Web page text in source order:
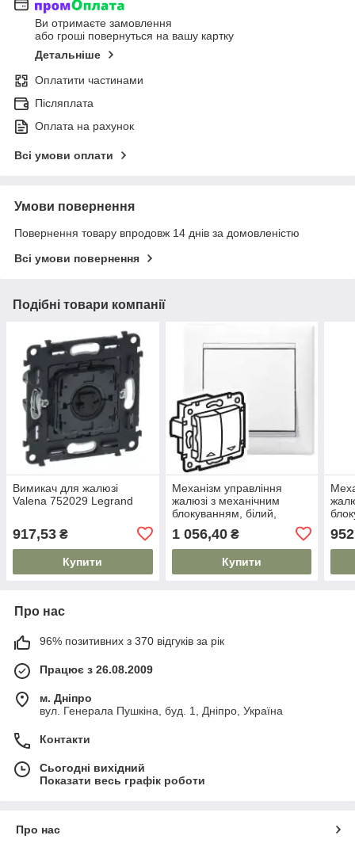
Ви отримаєте замовлення
або гроші повернуться на вашу картку
Детальніше
Оплатити частинами
Післяплата
Оплата на рахунок
Всі умови оплати
Умови повернення
Повернення товару впродовж 14 днів за домовленістю
Всі умови повернення
Подібні товари компанії
Вимикач для жалюзі
Valena 752029 Legrand
917,53 ₴
Купити
Механізм управління
жалюзі з механічним
блокуванням, білий,
1 056,40₴
Купити
Про нас
96% позитивних з 370 відгуків за рік
Працює з 26.08.2009
м. Дніпро
вул. Генерала Пушкіна, буд. 1, Дніпро, Україна
Контакти
Сьогодні вихідний
Показати весь графік роботи
Про нас